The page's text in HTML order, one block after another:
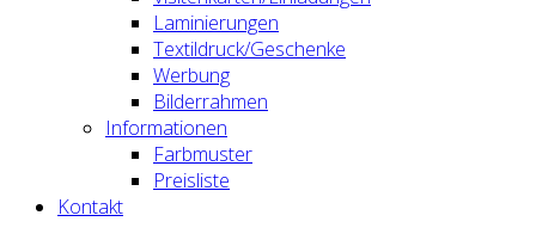
Laminierungen
Textildruck/Geschenke
Werbung
Bilderrahmen
Informationen
Farbmuster
Preisliste
Kontakt